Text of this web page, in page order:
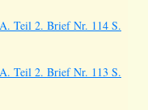
Teil 2. Brief Nr. 114 S.
Teil 2. Brief Nr. 113 S.